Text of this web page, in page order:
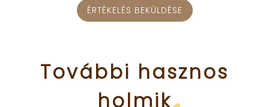
ÉRTÉKELÉS BEKÜLDÉSE
További hasznos
holmik